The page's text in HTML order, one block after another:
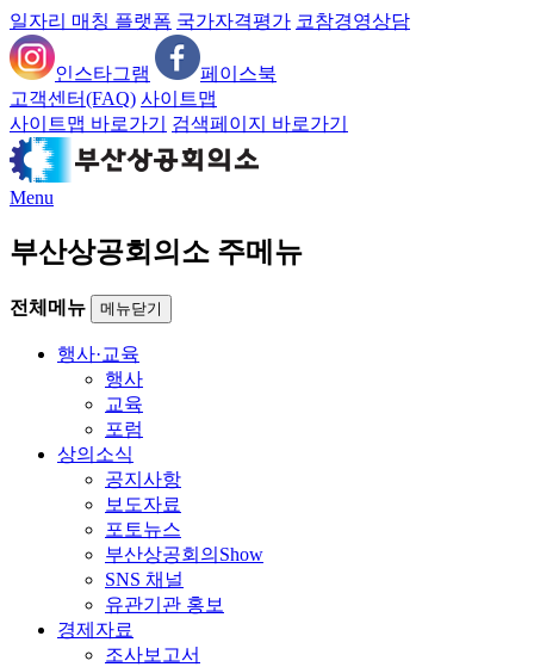
일자리 매칭 플랫폼 국가자격평가 코참경영상담
인스타그램
페이스북
고객센터(FAQ) 사이트맵
사이트맵 바로가기
검색페이지 바로가기
Menu
부산상공회의소 주메뉴
전체메뉴 메뉴닫기
행사·교육
행사
교육
포럼
상의소식
공지사항
보도자료
포토뉴스
부산상공회의Show
SNS 채널
유관기관 홍보
경제자료
조사보고서